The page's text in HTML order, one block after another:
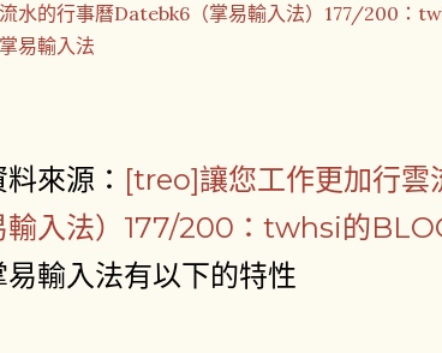
水的行事曆Datebk6（掌易輸入法）177/200：
料來源： [treo]讓您工作更加行
輸入法）177/200：twhsi的
易輸入法有以下的特性